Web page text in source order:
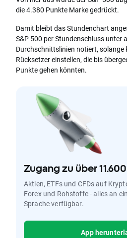
die 4.380 Punkte Marke gedrückt.
Damit bleibt das Stundenchart
S&P 500 per Stundenschluss unter
Durchschnittslinien notiert, solange
Rücksetzer einstellen, die bis
Punkte gehen könnten.
Zugang zu über
Aktien, ETFs und CFDs auf
Forex und Rohstoffe - alles an
Sprache verfügbar.
App